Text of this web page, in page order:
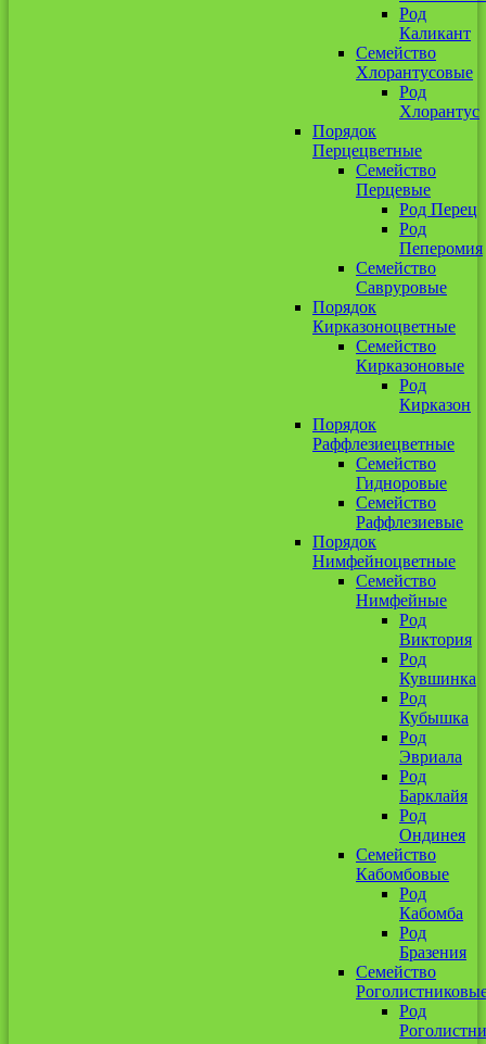
Род
Каликант
Семейство
Хлорантусовые
Род
Хлорантус
Порядок
Перцецветные
Семейство
Перцевые
Род Перец
Род
Пеперомия
Семейство
Савруровые
Порядок
Кирказоноцветные
Семейство
Кирказоновые
Род
Кирказон
Порядок
Раффлезиецветные
Семейство
Гидноровые
Семейство
Раффлезиевые
Порядок
Нимфейноцветные
Семейство
Нимфейные
Род
Виктория
Род
Кувшинка
Род
Кубышка
Род
Эвриала
Род
Барклайя
Род
Ондинея
Семейство
Кабомбовые
Род
Кабомба
Род
Бразения
Семейство
Род